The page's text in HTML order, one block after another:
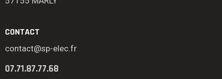
CONTACT
contact@sp-elec.fr
07.71.87.77.68